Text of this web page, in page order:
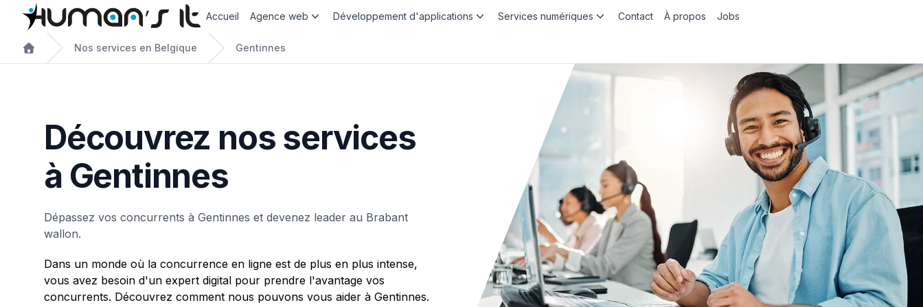
Accueil Agence web Développement d'applications Services numériques Contact À propos Jobs
Nos services en Belgique Gentinnes
Découvrez nos services
à Gentinnes
Dépassez vos concurrents à Gentinnes et devenez leader au Brabant
wallon.
Dans un monde où la concurrence en ligne est de plus en plus intense,
vous avez besoin d'un expert digital pour prendre l'avantage vos
concurrents. Découvrez comment nous pouvons vous aider à Gentinnes.